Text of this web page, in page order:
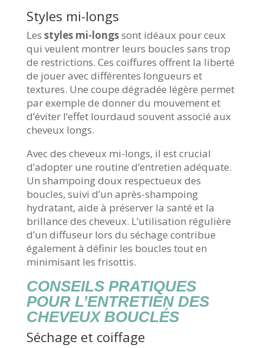
Styles mi-longs
Les styles mi-longssont idéaux pour ceux
qui veulent montrer leurs boucles sans trop
de restrictions. Ces coiffures offrent la liberté
de jouer avec différentes longueurs et
textures. Une coupe dégradée légère permet
par exemple de donner du mouvement et
d’éviter l’effet lourdaud souvent associé aux
cheveux longs.
Avec des cheveux mi-longs, il est crucial
d’adopter une routine d’entretien adéquate.
Un shampoing doux respectueux des
boucles, suivi d’un après-shampoing
hydratant, aide à préserver la santé et la
brillance des cheveux. L’utilisation régulière
d’un diffuseur lors du séchage contribue
également à définir les boucles tout en
minimisant les frisottis.
CONSEILS PRATIQUES
POUR L’ENTRETIEN DES
CHEVEUX BOUCLÉS
Séchage et coiffage